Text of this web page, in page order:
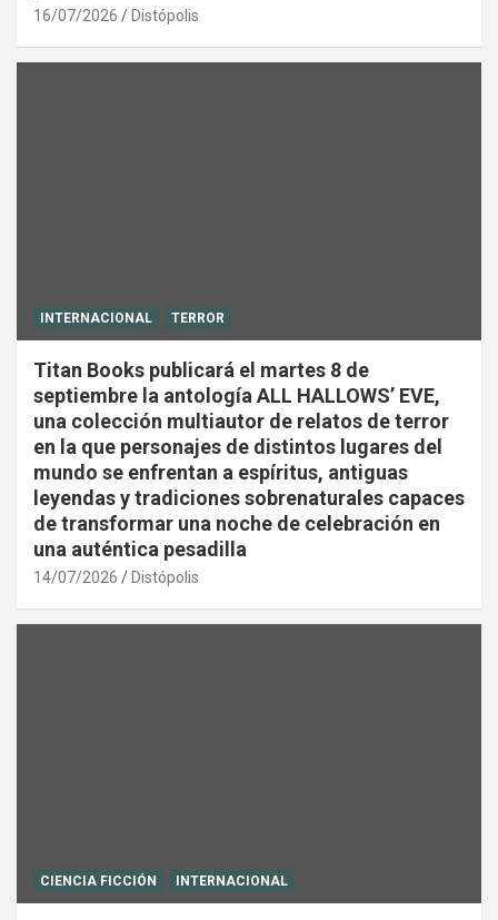
16/07/2026 Distópolis
INTERNACIONAL TERROR
Titan Books publicará el martes 8 de
septiembre la antología ALL HALLOWS’ EVE,
una colección multiautor de relatos de terror
en la que personajes de distintos lugares del
mundo se enfrentan a espíritus, antiguas
leyendas y tradiciones sobrenaturales capaces
de transformar una noche de celebración en
una auténtica pesadilla
14/07/2026 Distópolis
CIENCIA FICCIÓN INTERNACIONAL